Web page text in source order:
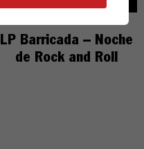
LP Barricada – Noche
de Rock and Roll